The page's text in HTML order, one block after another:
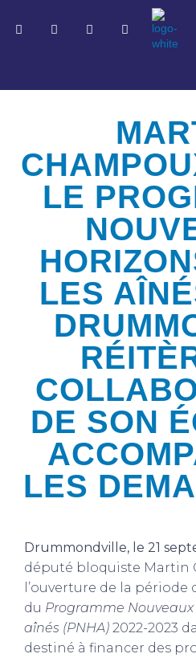
LE
LES
DE SON
LES
Drummondville, le 21
député bloquiste Martin
l’ouverture de la
du Programme Nouveaux
aînés (PNHA) 2022-2023
destiné à financer des